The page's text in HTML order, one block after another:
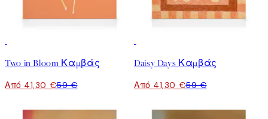
Two in Bloom Καμβάς
Από 41,30 €59 €
Daisy Days Καμβάς
Από 41,30 €59 €